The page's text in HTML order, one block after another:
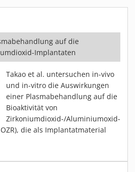
auf die
Implantaten
Takao et al. untersuchen in-vivo
und in-vitro die Auswirkungen
einer Plasmabehandlung auf die
Bioaktivität von
Zirkoniumdioxid-/Aluminiumoxid-
die als Implantatmaterial